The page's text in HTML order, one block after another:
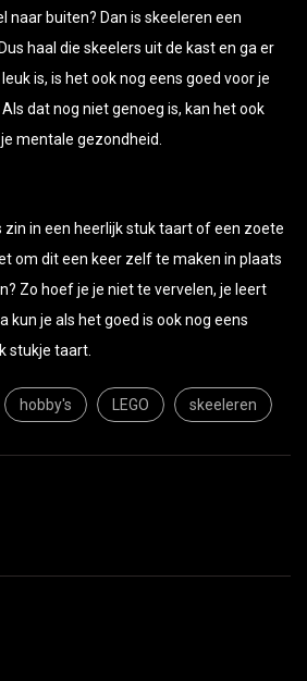
naar buiten? Dan is skeeleren een
haal die skeelers uit de kast en ga er
is, is het ook nog eens goed voor je
dat nog niet genoeg is, kan het ook
mentale gezondheid.
zin in een heerlijk stuk taart of een zoete
om dit een keer zelf te maken in plaats
Zo hoef je je niet te vervelen, je leert
kun je als het goed is ook nog eens
stukje taart.
hobby's LEGO skeeleren